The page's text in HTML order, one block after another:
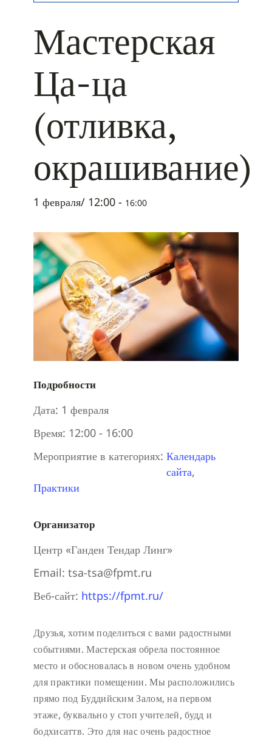
Мастерская
Ца-ца
(отливка,
окрашивание)
1 февраля/ 12:00 - 16:00
Подробности
Дата: 1 февраля
Время: 12:00 - 16:00
Мероприятие в категориях: Календарь
сайта,
Практики
Организатор
Центр «Ганден Тендар Линг»
Email: tsa-tsa@fpmt.ru
Веб-сайт: https://fpmt.ru/
Друзья, хотим поделиться с вами радостными
событиями. Мастерская обрела постоянное
место и обосновалась в новом очень удобном
для практики помещении. Мы расположились
прямо под Буддийским Залом, на первом
этаже, буквально у стоп учителей, будд и
бодхисаттв. Это для нас очень радостное